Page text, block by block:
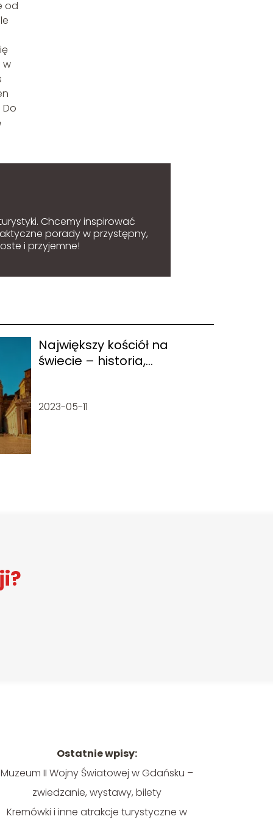
od
w
Chcemy inspirować
porady w przystępny,
i przyjemne!
Największy kościół na
świecie – historia,
2023-05-11
Ostatnie wpisy:
Muzeum II Wojny Światowej w Gdańsku –
zwiedzanie, wystawy, bilety
Kremówki i inne atrakcje turystyczne w